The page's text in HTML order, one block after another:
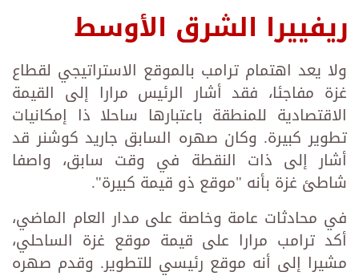
ريفييرا الشرق الأوسط
ولا يعد اهتمام ترامب بالموقع الاستراتيجي لقطاع
غزة مفاجئا، فقد أشار الرئيس مرارا إلى القيمة
الاقتصادية للمنطقة باعتبارها ساحلا ذا إمكانيات
تطوير كبيرة. وكان صهره السابق جاريد كوشنر قد
أشار إلى ذات النقطة في وقت سابق، واصفا
شاطئ غزة بأنه "موقع ذو قيمة كبيرة".
في محادثات عامة وخاصة على مدار العام الماضي،
أكد ترامب مرارا على قيمة موقع غزة الساحلي،
مشيرا إلى أنه موقع رئيسي للتطوير. وقدم صهره